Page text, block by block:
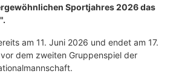
Sportjahres 2026 das
am 11. Juni 2026 und endet am 17.
dem zweiten Gruppenspiel der